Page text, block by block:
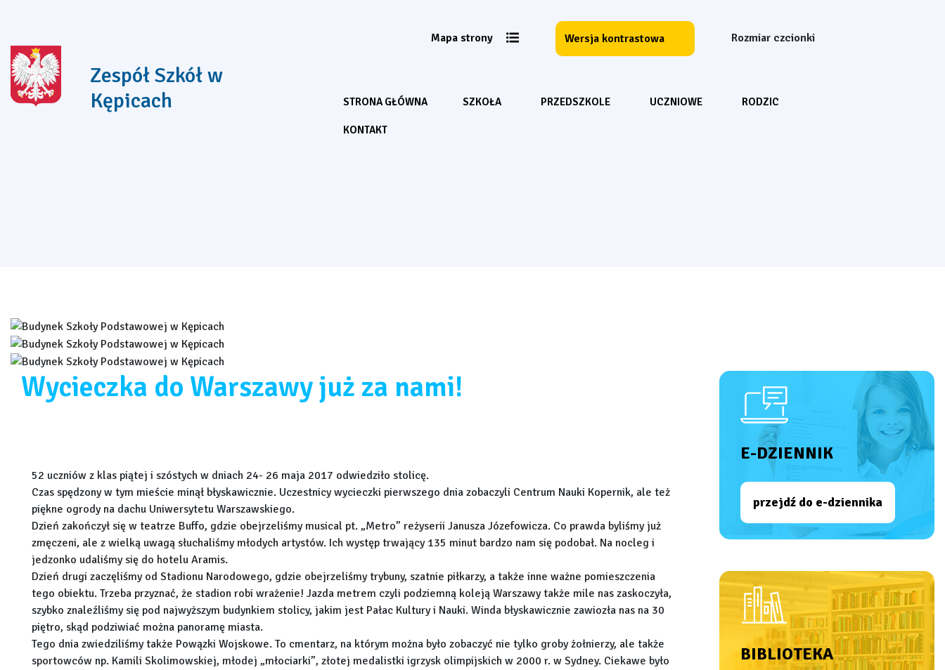
Zespół Szkół w
Kępicach
Mapa strony Wersja kontrastowa Rozmiar czcionki
STRONA GŁÓWNA SZKOŁA PRZEDSZKOLE UCZNIOWE RODZIC
KONTAKT
Wycieczka do Warszawy już za nami!
52 uczniów z klas piątej i szóstych w dniach 24- 26 maja 2017 odwiedziło stolicę.
Czas spędzony w tym mieście minął błyskawicznie. Uczestnicy wycieczki pierwszego dnia zobaczyli Centrum Nauki Kopernik, ale też
piękne ogrody na dachu Uniwersytetu Warszawskiego.
Dzień zakończył się w teatrze Buffo, gdzie obejrzeliśmy musical pt. „Metro” reżyserii Janusza Józefowicza. Co prawda byliśmy już
zmęczeni, ale z wielką uwagą słuchaliśmy młodych artystów. Ich występ trwający 135 minut bardzo nam się podobał. Na nocleg i
jedzonko udaliśmy się do hotelu Aramis.
Dzień drugi zaczęliśmy od Stadionu Narodowego, gdzie obejrzeliśmy trybuny, szatnie piłkarzy, a także inne ważne pomieszczenia
tego obiektu. Trzeba przyznać, że stadion robi wrażenie! Jazda metrem czyli podziemną koleją Warszawy także mile nas zaskoczyła,
szybko znaleźliśmy się pod najwyższym budynkiem stolicy, jakim jest Pałac Kultury i Nauki. Winda błyskawicznie zawiozła nas na 30
piętro, skąd podziwiać można panoramę miasta.
Tego dnia zwiedziliśmy także Powązki Wojskowe. To cmentarz, na którym można było zobaczyć nie tylko groby żołnierzy, ale także
sportowców np. Kamili Skolimowskiej, młodej „młociarki”, złotej medalistki igrzysk olimpijskich w 2000 r. w Sydney. Ciekawe było
E-DZIENNIK
przejdź do e-dziennika
BIBLIOTEKA